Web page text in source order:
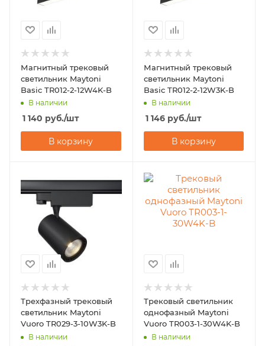
Магнитный трековый
светильник Maytoni
Basic TR012-2-12W4K-B
В наличии
1 140 руб./шт
В корзину
Магнитный трековый
светильник Maytoni
Basic TR012-2-12W3K-B
В наличии
1 146руб./шт
В корзину
Трехфазный трековый
светильник Maytoni
Vuoro TR029-3-10W3K-B
В наличии
Трековый светильник
однофазный Maytoni
Vuoro TR003-1-30W4K-B
В наличии